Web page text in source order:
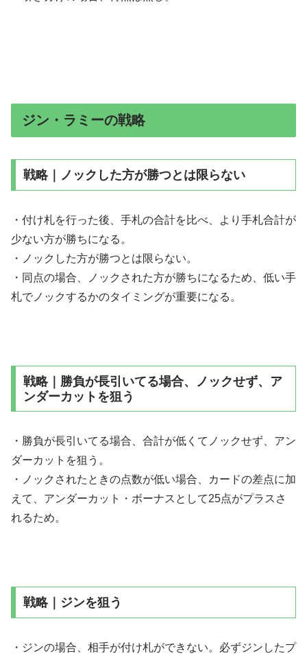
ジン・ラミーの戦略
戦略｜ノックした方が勝つとは限らない
・付け札を行った後、手札の合計を比べ、より手札合計が
少ない方が勝ちになる。
・ノックした方が勝つとは限らない。
・同点の場合、ノックされた方が勝ちになるため、低い手
札でノックするかのタイミングが重要になる。
戦略｜勝負が長引いてる場合、ノックせず、ア
ンダーカットを狙う
・勝負が長引いてる場合、合計が低くてノックせず、アン
ダーカットを狙う。
・ノックされたときの点数が低い場合、カードの差点に加
えて、アンダーカット・ボーナスとして25点がプラスさ
れるため。
戦略｜ジンを狙う
・ジンの場合、相手が付け札ができない。必ずジンしたプ